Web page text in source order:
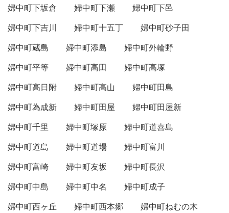
婦中町下坂倉
婦中町下瀬
婦中町下邑
婦中町下吉川
婦中町十五丁
婦中町砂子田
婦中町蔵島
婦中町添島
婦中町外輪野
婦中町平等
婦中町高田
婦中町高塚
婦中町高日附
婦中町高山
婦中町田島
婦中町為成新
婦中町田屋
婦中町田屋新
婦中町千里
婦中町塚原
婦中町道喜島
婦中町道島
婦中町道場
婦中町富川
婦中町富崎
婦中町友坂
婦中町長沢
婦中町中島
婦中町中名
婦中町成子
婦中町西ヶ丘
婦中町西本郷
婦中町ねむの木